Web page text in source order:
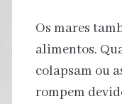
Os mares
alimentos.
colapsam ou
rompem